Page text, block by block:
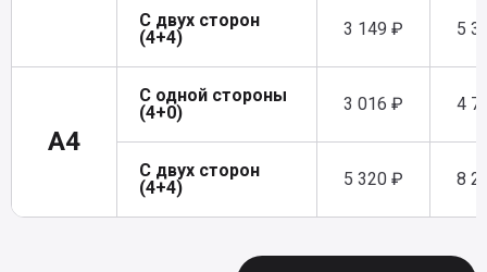
С двух сторон
(4+4)
3 149 ₽ 5
A4
С одной стороны
(4+0)
3 016 ₽ 4
С двух сторон
(4+4)
5 320 ₽ 8